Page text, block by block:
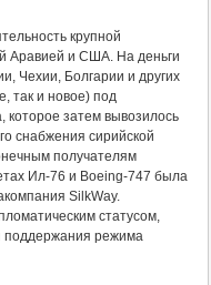
крупной
Аравией и США. На деньги
Чехии, Болгарии и других
так и новое) под
которое затем вывозилось
снабжения сирийской
получателям
Ил-76 и Boeing-747 была
SilkWay.
статусом,
поддержания режима